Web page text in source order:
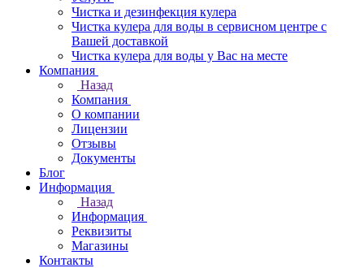
Чистка и дезинфекция кулера
Чистка кулера для воды в сервисном центре с
Вашей доставкой
Чистка кулера для воды у Вас на месте
Компания
Назад
Компания
О компании
Лицензии
Отзывы
Документы
Блог
Информация
Назад
Информация
Реквизиты
Магазины
Контакты